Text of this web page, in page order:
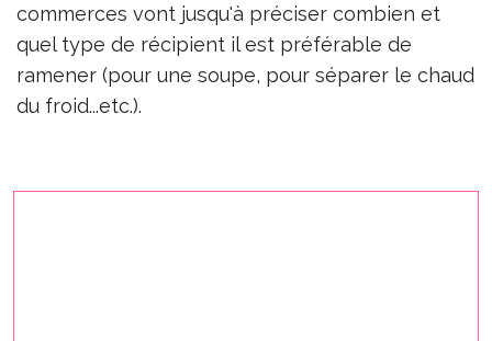
commerces vont jusqu'à préciser combien et
quel type de récipient il est préférable de
ramener (pour une soupe, pour séparer le chaud
du froid...etc.).